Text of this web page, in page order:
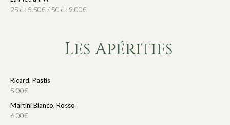
25 cl: 5.50€ / 50 cl: 9.00€
Les Apéritifs
Ricard, Pastis
5.00€
Martini Bianco, Rosso
6.00€